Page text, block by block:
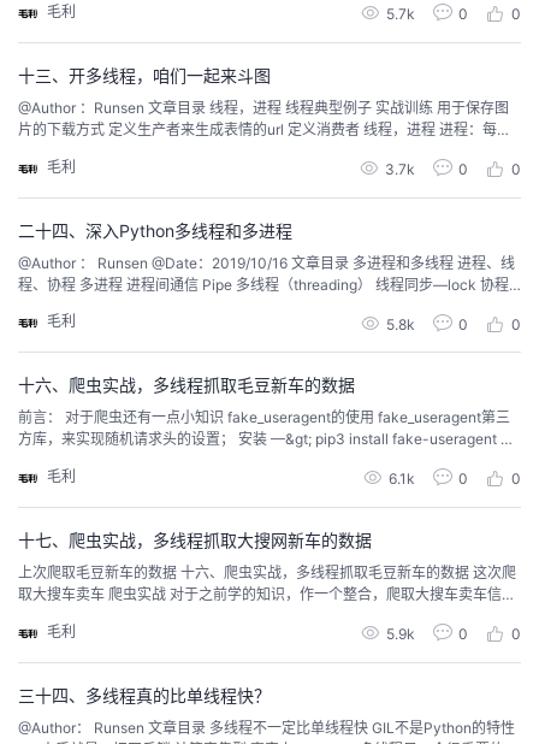
的
课
程
我
的
认
我
的
验
我
收
藏
技
术
支
的
云
声
议
今天比昨天要更加努力。 我预计写零基础学Java写到一百篇，这是第三十篇，
慢慢来，毕业前需要搞定。 文...
毛利 5.7k 0 0
十三、开多线程，咱们一起来斗图
@Author ：Runsen 文章目录 线程，进程 线程典型例子 实战训练 用于保存图
片的下载方式 定义生产者来生成表情的url 定义消费者 线程，进程 进程：每个
务，需要充分使用多核CPU资源（服务器，大量的并行计算）时，用多进程。
进程...
毛利 3.7k 0 0
二十四、深入Python多线程和多进程
@Author ： Runsen @Date：2019/10/16 文章目录 多进程和多线程 进程、线
程、协程 多进程 进程间通信 Pipe 多线程（threading） 线程同步—lock 协程
以... 毛利 5.8k 0 0
十六、爬虫实战，多线程抓取毛豆新车的数据
前言： 对于爬虫还有一点小知识 fake_useragent的使用 fake_useragent第三
方库，来实现随机请求头的设置； 安装 —&gt; pip3 install fake-useragent 查
ake_user...
毛利 6.1k 0 0
十七、爬虫实战，多线程抓取大搜网新车的数据
上次爬取毛豆新车的数据 十六、爬虫实战，多线程抓取毛豆新车的数据 这次爬
取大搜车卖车 爬虫实战 对于之前学的知识，作一个整合，爬取大搜车卖车信息
爬取车的所有信息和卖车的信息 https://www.souche.com/car/list 看着这么多
好车，我只能说一句...
毛利 5.9k 0 0
三十四、多线程真的比单线程快？
@Author： Runsen 文章目录 多线程不一定比单线程快 GIL不是Python的特性